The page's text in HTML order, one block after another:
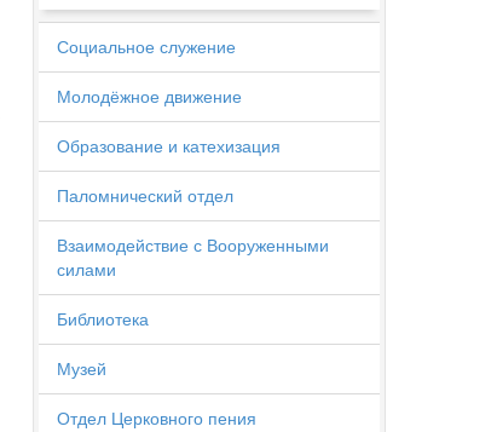
Социальное служение
Молодёжное движение
Образование и катехизация
Паломнический отдел
Взаимодействие с Вооруженными
силами
Библиотека
Музей
Отдел Церковного пения